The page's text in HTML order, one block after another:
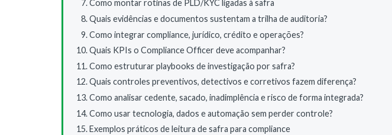
Como montar rotinas de PLD/KYC ligadas à safra
Quais evidências e documentos sustentam a trilha de auditoria?
Como integrar compliance, jurídico, crédito e operações?
Quais KPIs o Compliance Officer deve acompanhar?
Como estruturar playbooks de investigação por safra?
Quais controles preventivos, detectivos e corretivos fazem diferença?
Como analisar cedente, sacado, inadimplência e risco de forma integrada?
Como usar tecnologia, dados e automação sem perder controle?
Exemplos práticos de leitura de safra para compliance